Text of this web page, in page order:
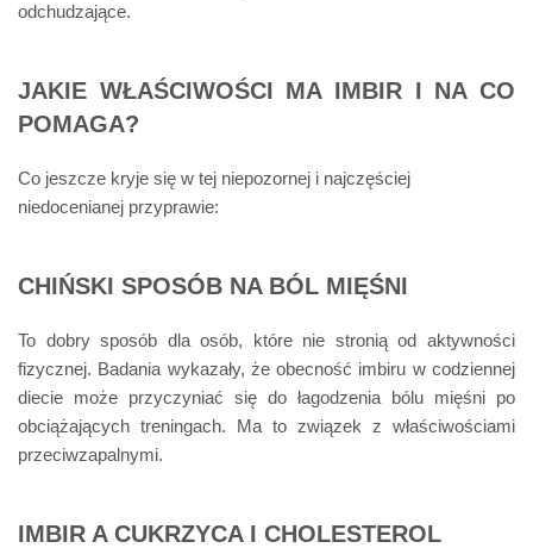
odchudzające.
JAKIE WŁAŚCIWOŚCI MA IMBIR I NA CO
POMAGA?
Co jeszcze kryje się w tej niepozornej i najczęściej
niedocenianej przyprawie:
CHIŃSKI SPOSÓB NA BÓL MIĘŚNI
To dobry sposób dla osób, które nie stronią od aktywności
fizycznej. Badania wykazały, że obecność imbiru w codziennej
diecie może przyczyniać się do łagodzenia bólu mięśni po
obciążających treningach. Ma to związek z właściwościami
przeciwzapalnymi.
IMBIR A CUKRZYCA I CHOLESTEROL